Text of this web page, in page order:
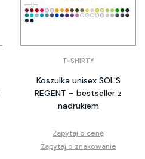
T-SHIRTY
Koszulka unisex SOL'S
REGENT – bestseller z
nadrukiem
Zapytaj o cenę
Zapytaj o znakowanie